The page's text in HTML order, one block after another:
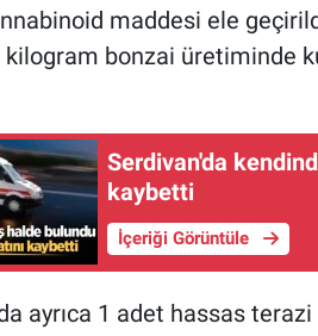
maddesi ele
kilogram bonzai üretiminde
Serdivan'da
kaybetti
İçeriği Görüntüle
ayrıca 1 adet hassas